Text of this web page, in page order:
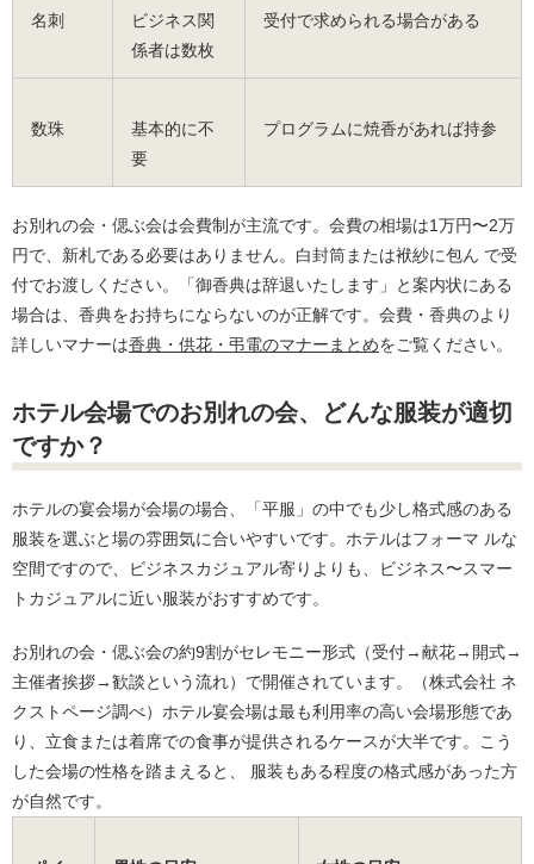
名刺
ビジネス関
係者は数枚
受付で求められる場合がある
数珠
基本的に不
要
プログラムに焼香があれば持参
お別れの会・偲ぶ会は会費制が主流です。会費の相場は1万円〜2万
円で、新札である必要はありません。白封筒または袱紗に包ん で受
付でお渡しください。「御香典は辞退いたします」と案内状にある
場合は、香典をお持ちにならないのが正解です。会費・香典のより
詳しいマナーは香典・供花・弔電のマナーまとめをご覧ください。
ホテル会場でのお別れの会、どんな服装が適切
ですか？
ホテルの宴会場が会場の場合、「平服」の中でも少し格式感のある
服装を選ぶと場の雰囲気に合いやすいです。ホテルはフォーマ ルな
空間ですので、ビジネスカジュアル寄りよりも、ビジネス〜スマー
トカジュアルに近い服装がおすすめです。
お別れの会・偲ぶ会の約9割がセレモニー形式（受付→献花→開式→
主催者挨拶→歓談という流れ）で開催されています。（株式会社 ネ
クストページ調べ）ホテル宴会場は最も利用率の高い会場形態であ
り、立食または着席での食事が提供されるケースが大半です。こう
した会場の性格を踏まえると、 服装もある程度の格式感があった方
が自然です。